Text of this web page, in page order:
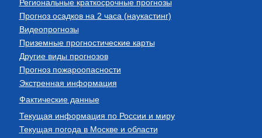
Региональные краткосрочные прогнозы
Прогноз осадков на 2 часа (наукастинг)
Видеопрогнозы
Приземные прогностические карты
Другие виды прогнозов
Прогноз пожароопасности
Экстренная информация
Фактические данные
Текущая информация по России и миру
Текущая погода в Москве и области